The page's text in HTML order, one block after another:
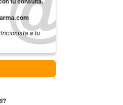
a tu